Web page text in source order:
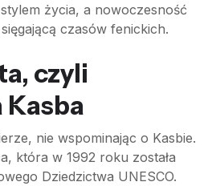
życia, a nowoczesność
czasów fenickich.
czyli
nie wspominając o Kasbie.
która w 1992 roku została
Dziedzictwa UNESCO.